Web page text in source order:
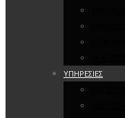
ΥΠΗΡΕΣΙΕΣ